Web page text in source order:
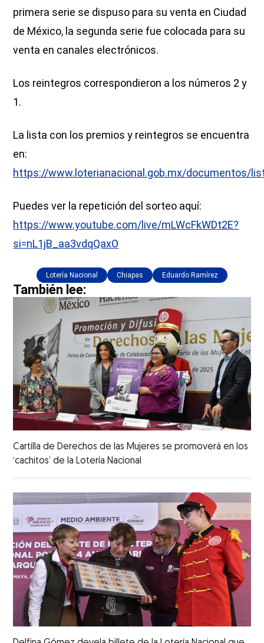
primera serie se dispuso para su venta en Ciudad
de México, la segunda serie fue colocada para su
venta en canales electrónicos.
Los reintegros correspondieron a los números 2 y
1.
La lista con los premios y reintegros se encuentra
en:
https://www.loterianacional.gob.mx/documentos/
Puedes ver la repetición del sorteo aquí:
https://www.youtube.com/live/mLWcFkWDt2E?
si=nL1jB_aa3vdqQaxO
Lotería Nacional Chiapas Eduardo Ramírez
También lee:
Cartilla de Derechos de las Mujeres se promoverá en los
‘cachitos’ de la Lotería Nacional